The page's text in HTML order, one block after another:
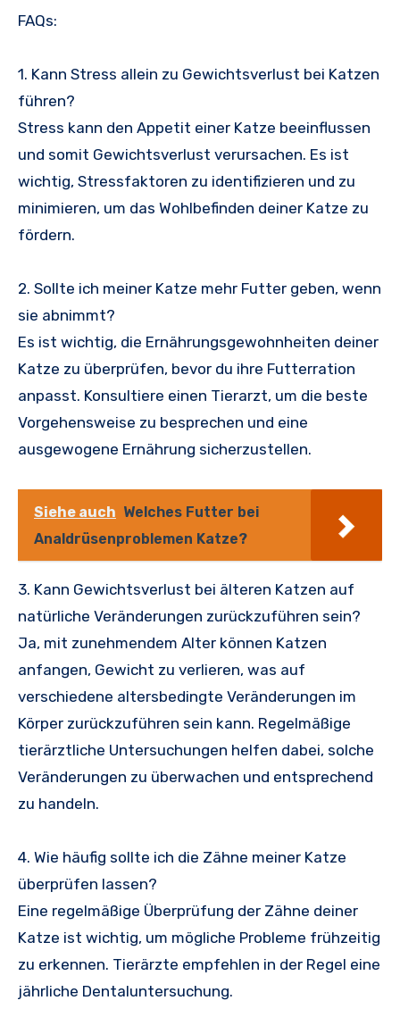
FAQs:
1. Kann Stress allein zu Gewichtsverlust bei Katzen
führen?
Stress kann den Appetit einer Katze beeinflussen
und somit Gewichtsverlust verursachen. Es ist
wichtig, Stressfaktoren zu identifizieren und zu
minimieren, um das Wohlbefinden deiner Katze zu
fördern.
2. Sollte ich meiner Katze mehr Futter geben, wenn
sie abnimmt?
Es ist wichtig, die Ernährungsgewohnheiten deiner
Katze zu überprüfen, bevor du ihre Futterration
anpasst. Konsultiere einen Tierarzt, um die beste
Vorgehensweise zu besprechen und eine
ausgewogene Ernährung sicherzustellen.
Siehe auch Welches Futter bei
Analdrüsenproblemen Katze?
3. Kann Gewichtsverlust bei älteren Katzen auf
natürliche Veränderungen zurückzuführen sein?
Ja, mit zunehmendem Alter können Katzen
anfangen, Gewicht zu verlieren, was auf
verschiedene altersbedingte Veränderungen im
Körper zurückzuführen sein kann. Regelmäßige
tierärztliche Untersuchungen helfen dabei, solche
Veränderungen zu überwachen und entsprechend
zu handeln.
4. Wie häufig sollte ich die Zähne meiner Katze
überprüfen lassen?
Eine regelmäßige Überprüfung der Zähne deiner
Katze ist wichtig, um mögliche Probleme frühzeitig
zu erkennen. Tierärzte empfehlen in der Regel eine
jährliche Dentaluntersuchung.